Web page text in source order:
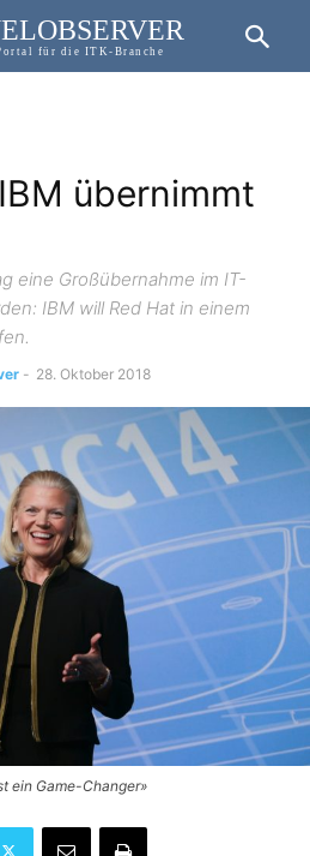
für die ITK-Branche
übernimmt
eine Großübernahme im IT-
IBM will Red Hat in einem
- 28. Oktober 2018
ein Game-Changer»